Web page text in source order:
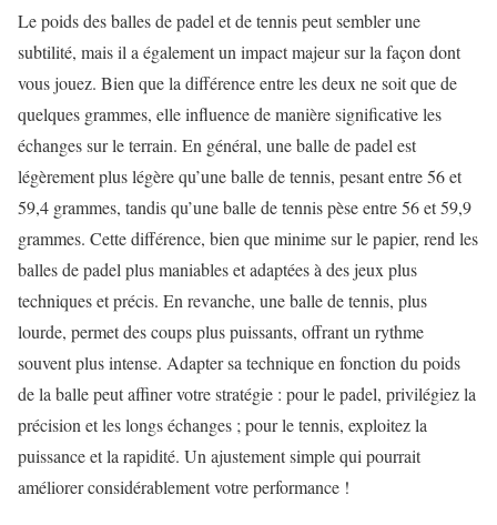
Le poids des balles de padel et de tennis peut sembler une
subtilité, mais il a également un impact majeur sur la façon dont
vous jouez. Bien que la différence entre les deux ne soit que de
quelques grammes, elle influence de manière significative les
échanges sur le terrain. En général, une balle de padel est
légèrement plus légère qu’une balle de tennis, pesant entre 56 et
59,4 grammes, tandis qu’une balle de tennis pèse entre 56 et 59,9
grammes. Cette différence, bien que minime sur le papier, rend les
balles de padel plus maniables et adaptées à des jeux plus
techniques et précis. En revanche, une balle de tennis, plus
lourde, permet des coups plus puissants, offrant un rythme
souvent plus intense. Adapter sa technique en fonction du poids
de la balle peut affiner votre stratégie : pour le padel, privilégiez la
précision et les longs échanges ; pour le tennis, exploitez la
puissance et la rapidité. Un ajustement simple qui pourrait
améliorer considérablement votre performance !